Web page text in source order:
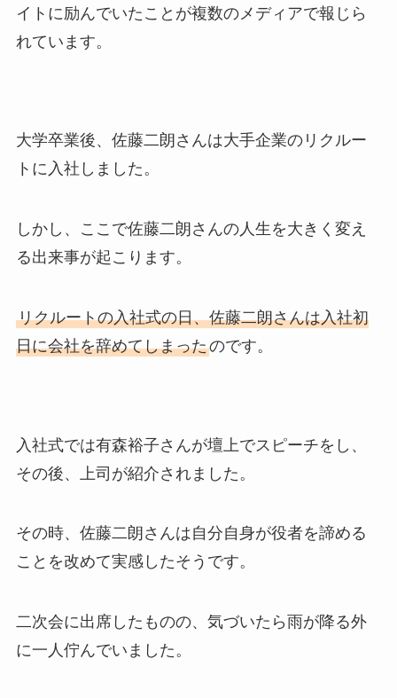
イトに励んでいたことが複数のメディアで報じら
れています。
大学卒業後、佐藤二朗さんは大手企業のリクルー
トに入社しました。
しかし、ここで佐藤二朗さんの人生を大きく変え
る出来事が起こります。
リクルートの入社式の日、佐藤二朗さんは入社初
日に会社を辞めてしまったのです。
入社式では有森裕子さんが壇上でスピーチをし、
その後、上司が紹介されました。
その時、佐藤二朗さんは自分自身が役者を諦める
ことを改めて実感したそうです。
二次会に出席したものの、気づいたら雨が降る外
に一人佇んでいました。